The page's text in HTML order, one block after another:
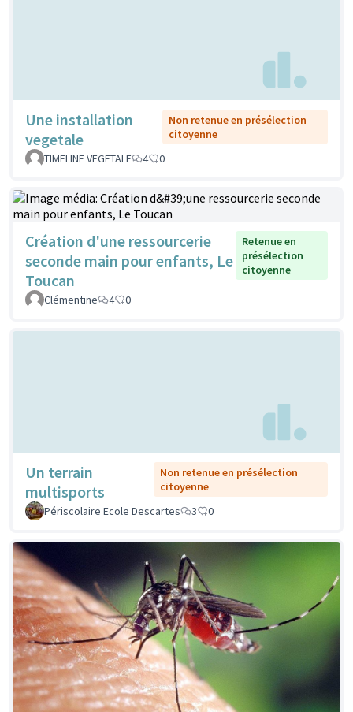
Une installation
vegetale
Non retenue en présélection
citoyenne
TIMELINE VEGETALE
4 0
Création d'une ressourcerie
seconde main pour enfants, Le
Toucan
Retenue en
présélection
citoyenne
Clémentine 4 0
Un terrain
multisports
Non retenue en présélection
citoyenne
Périscolaire Ecole Descartes
3 0